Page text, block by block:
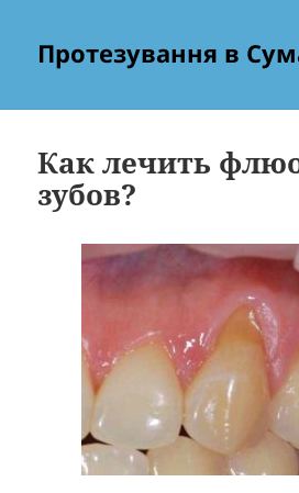
Протезування в
Как лечить
зубов?